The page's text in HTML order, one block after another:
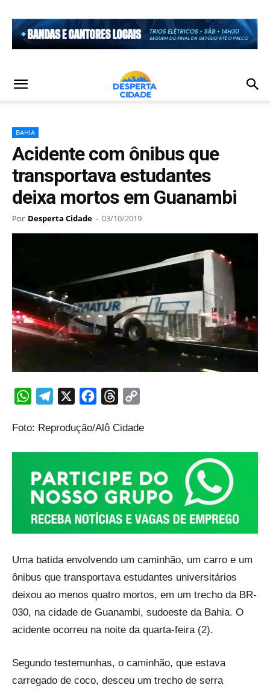
BAHIA
Acidente com ônibus que
transportava estudantes
deixa mortos em Guanambi
Por Desperta Cidade - 03/10/2019
WhatsAppTelegram FacebookThreads
Foto: Reprodução/Alô Cidade
Uma batida envolvendo um caminhão, um carro e um
ônibus que transportava estudantes universitários
deixou ao menos quatro mortos, em um trecho da BR-
030, na cidade de Guanambi, sudoeste da Bahia. O
acidente ocorreu na noite da quarta-feira (2).
Segundo testemunhas, o caminhão, que estava
carregado de coco, desceu um trecho de serra